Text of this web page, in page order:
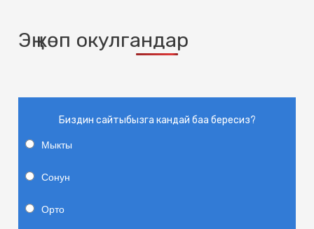
Эң көп окулгандар
Биздин сайтыбызга кандай баа бересиз?
Мыкты
Сонун
Орто